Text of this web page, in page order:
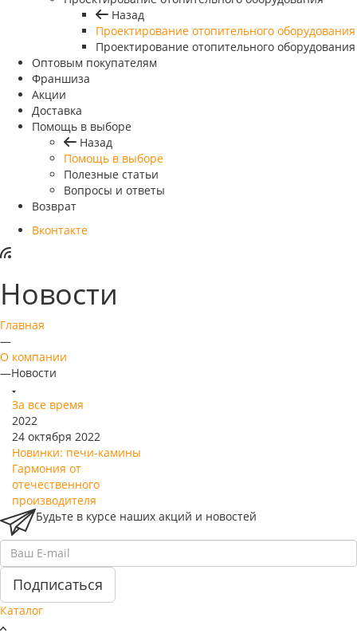
Назад
Проектирование отопительного оборудования
Проектирование отопительного оборудования
Оптовым покупателям
Франшиза
Акции
Доставка
Помощь в выборе
Назад
Помощь в выборе
Полезные статьи
Вопросы и ответы
Возврат
Вконтакте
Новости
Главная
—
О компании
—Новости
За все время
2022
24 октября 2022
Новинки: печи-камины
Гармония от
отечественного
производителя
Будьте в курсе наших акций и новостей
Подписаться
Каталог